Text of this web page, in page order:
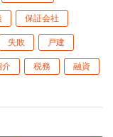
保証会社
失敗 戸建
介 税務 融資